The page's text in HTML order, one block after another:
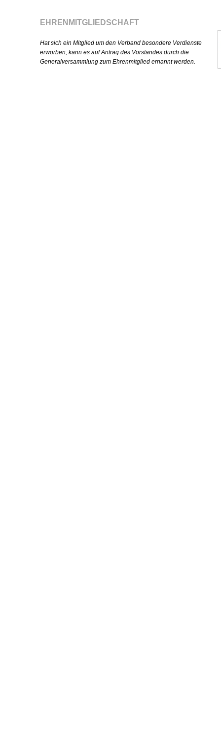
EHRENMITGLIEDSCHAFT
Hat sich ein Mitglied um den Verband besondere Verdienste
erworben, kann es auf Antrag des Vorstandes durch die
Generalversammlung zum Ehrenmitglied ernannt werden.